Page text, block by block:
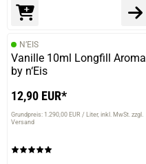
N’EIS
Vanille 10ml Longfill Aroma
by n‘Eis
12,90 EUR*
Grundpreis: 1.290,00 EUR / Liter inkl. MwSt. zzgl.
Versand